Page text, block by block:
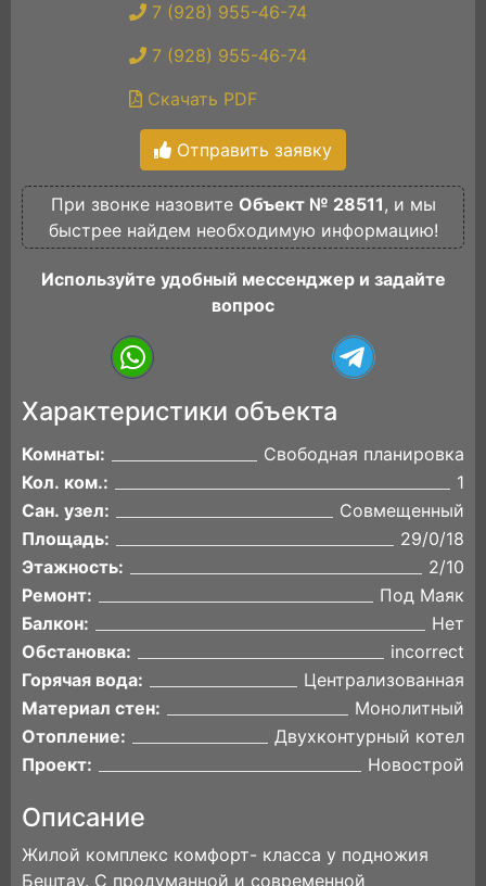
7 (928) 955-46-74
7 (928) 955-46-74
Скачать PDF
Отправить заявку
При звонке назовите Объект № 28511, и мы
быстрее найдем необходимую информацию!
Используйте удобный мессенджер и задайте
вопрос
Характеристики объекта
Комнаты:
Свободная планировка
Кол. ком.:
1
Сан. узел:
Совмещенный
Площадь:
29/0/18
Этажность:
2/10
Ремонт:
Под Маяк
Балкон:
Нет
Обстановка:
incorrect
Горячая вода:
Централизованная
Материал стен:
Монолитный
Отопление:
Двухконтурный котел
Проект:
Новострой
Описание
Жилой комплекс комфорт- класса у подножия
Бештау. С продуманной и современной